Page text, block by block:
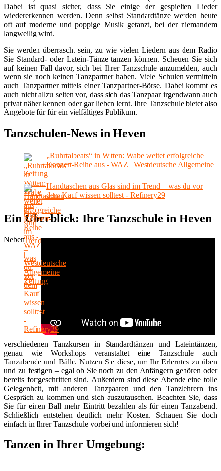
Dabei ist quasi sicher, dass Sie einige der gespielten Lieder
wiedererkennen werden. Denn selbst Standardtänze werden heute
oft auf moderne und poppige Musik getanzt, bei der niemandem
langweilig wird.
Sie werden überrascht sein, zu wie vielen Liedern aus dem Radio
Sie Standard- oder Latein-Tänze tanzen können. Scheuen Sie sich
auf keinen Fall davor, sich bei Ihrer Tanzschule anzumelden, auch
wenn sie noch keinen Tanzpartner haben. Viele Schulen vermitteln
auch Tanzpartner mittels einer Tanzpartner-Börse. Dabei kommt es
auch nicht allzu selten vor, dass sich das Tanzpaar irgendwann auch
privat näher kennen oder gar lieben lernt. Ihre Tanzschule bietet also
Angebote für für ein vielfältiges Publikum.
Tanzschulen-News in Heven
„Ruhrtalbeats“ in Witten: Wabe weitet erfolgreiche
Konzert-Reihe aus - WAZ | Westdeutsche Allgemeine
Zeitung
Handtaschen aus Glas sind im Trend – was du vor
dem Kauf wissen solltest - Refinery29
Ein Überblick: Ihre Tanzschule in Heven
Neben
verschiedenen Tanzkursen in Standardtänzen und Lateintänzen,
genau wie Workshops veranstaltet eine Tanzschule auch
Tanzabende und Bälle. Nutzen Sie diese, um Ihr Erlerntes zu üben
und zu festigen – egal ob Sie noch zu den Anfängern gehören oder
bereits fortgeschritten sind. Außerdem sind diese Abende eine tolle
Gelegenheit, mit anderen Tanzpaaren und den Tanzlehrern ins
Gespräch zu kommen und sich auszutauschen. Beachten Sie, dass
Sie für einen Ball mehr Eintritt bezahlen als für einen Tanzabend.
Schließlich entstehen deutlich mehr Kosten. Schauen Sie doch
einfach in Ihrer Tanzschule vorbei und informieren sich!
Tanzen in Ihrer Umgebung: